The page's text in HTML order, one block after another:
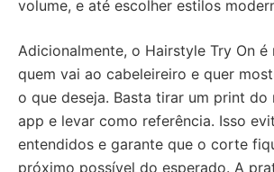
volume, e até escolher estilos
Adicionalmente, o Hairstyle Try On
quem vai ao cabeleireiro e quer
o que deseja. Basta tirar um print do
app e levar como referência. Isso
entendidos e garante que o corte
próximo possível do esperado. A